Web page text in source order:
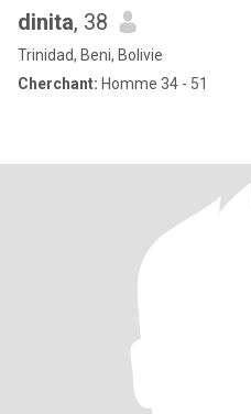
dinita, 38
Trinidad, Beni, Bolivie
Cherchant: Homme 34 - 51